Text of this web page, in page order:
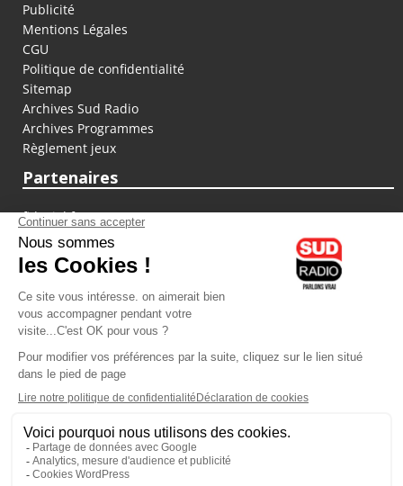
Publicité
Mentions Légales
CGU
Politique de confidentialité
Sitemap
Archives Sud Radio
Archives Programmes
Règlement jeux
Partenaires
fiducial.fr
lyoncapitale.fr
olympique-et-lyonnais.com
L'application Iphone / Android
Téléchargez l'application
Les cookies
Gestion des cookies
Crédit photos : ©Sud Radio / Pierre Olivier